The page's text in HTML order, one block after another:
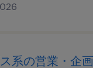
系の営業・企